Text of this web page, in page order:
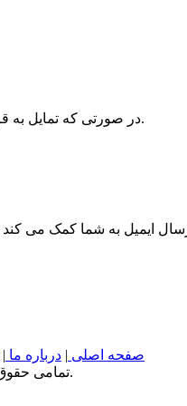
در صورتی که تمایل به قرار دادن لینک بانک اطلاعات صنعت ایران در وبسایت خود دارید، کد زیر را استفاده کنید.
صفحه اصلی | درباره ما |
تمامی حقوق این سایت طبق قانون کپی رایت 2011 برای بانک اطلاعات صنعت ایران محفوظ است.